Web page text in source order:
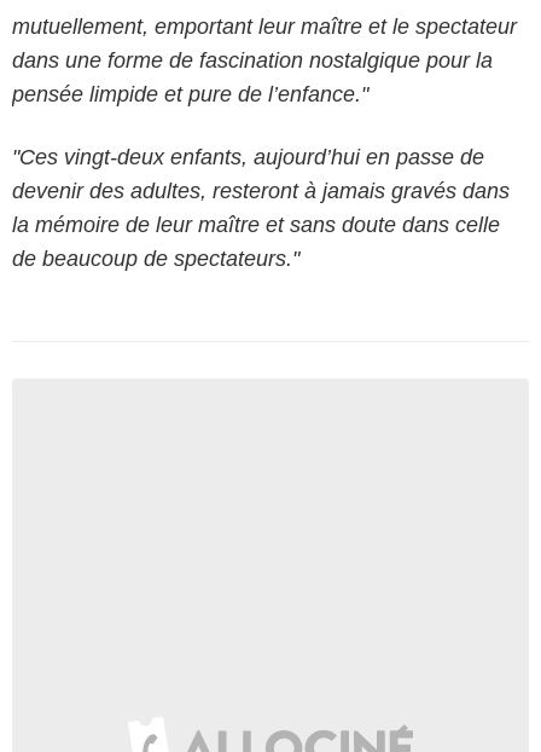
mutuellement, emportant leur maître et le spectateur
dans une forme de fascination nostalgique pour la
pensée limpide et pure de l’enfance."
"Ces vingt-deux enfants, aujourd’hui en passe de
devenir des adultes, resteront à jamais gravés dans
la mémoire de leur maître et sans doute dans celle
de beaucoup de spectateurs."